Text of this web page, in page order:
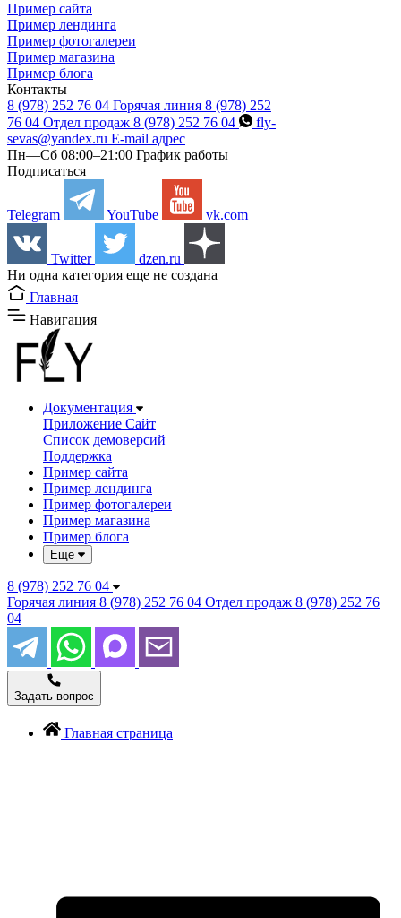
Пример сайта
Пример лендинга
Пример фотогалереи
Пример магазина
Пример блога
Контакты
8 (978) 252 76 04 Горячая линия 8 (978) 252
76 04 Отдел продаж 8 (978) 252 76 04
fly-
sevas@yandex.ru E-mail адрес
Пн—Сб 08:00–21:00 График работы
Подписаться
Telegram YouTube vk.com
Twitter
dzen.ru
Hи одна категория еще не создана
Главная
Навигация
Документация
Приложение Сайт
Список демоверсий
Поддержка
Пример сайта
Пример лендинга
Пример фотогалереи
Пример магазина
Пример блога
Еще
8 (978) 252 76 04
Горячая линия 8 (978) 252 76 04 Отдел продаж 8 (978) 252 76
04
Задать вопрос
Главная страница